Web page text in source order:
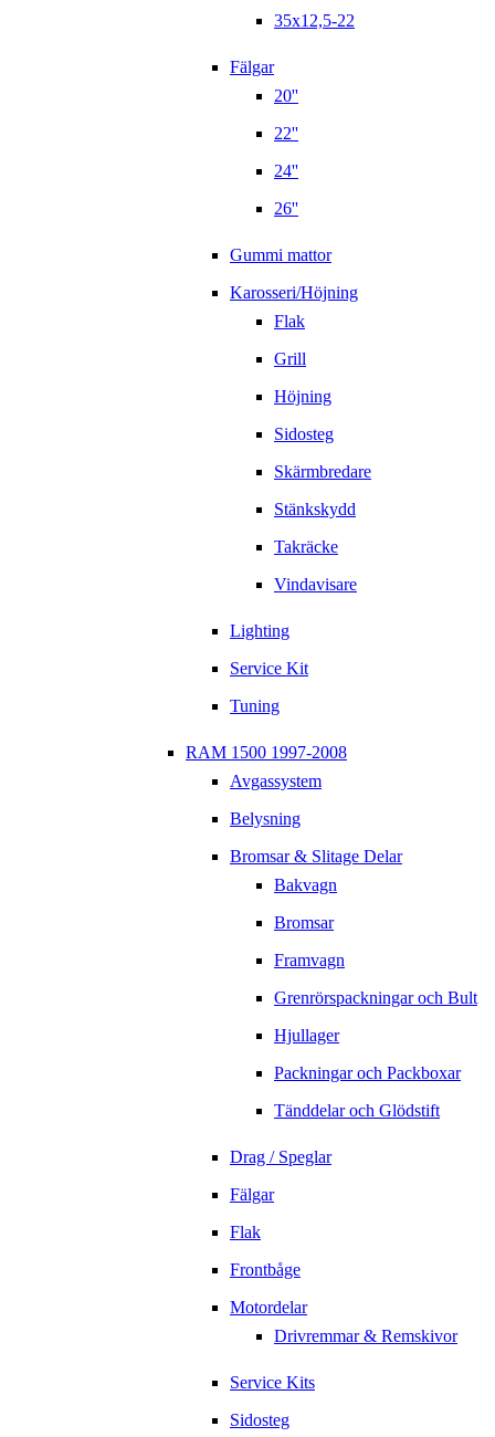
35x12,5-22
Fälgar
20''
22''
24''
26''
Gummi mattor
Karosseri/Höjning
Flak
Grill
Höjning
Sidosteg
Skärmbredare
Stänkskydd
Takräcke
Vindavisare
Lighting
Service Kit
Tuning
RAM 1500 1997-2008
Avgassystem
Belysning
Bromsar & Slitage Delar
Bakvagn
Bromsar
Framvagn
Grenrörspackningar och Bult
Hjullager
Packningar och Packboxar
Tänddelar och Glödstift
Drag / Speglar
Fälgar
Flak
Frontbåge
Motordelar
Drivremmar & Remskivor
Service Kits
Sidosteg